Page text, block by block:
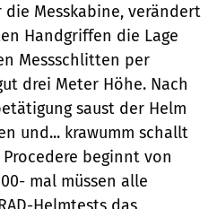
Messkabine, verändert
Handgriffen die Lage
Messschlitten per
drei Meter Höhe. Nach
saust der Helm
und... krawumm schallt
beginnt von
mal müssen alle